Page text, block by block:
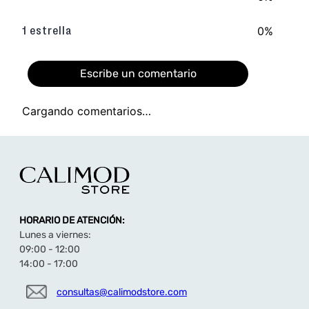
1 estrella 0%
Escribe un comentario
Título
Califica el producto de 1 a 5 estrellas
★★
Tu nombre
Cargando comentarios…
HORARIO DE ATENCIÓN:
Lunes a viernes:
09:00 - 12:00
14:00 - 17:00
consultas@calimodstore.com